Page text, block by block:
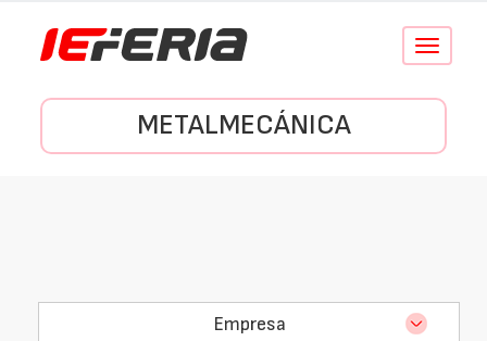
Conmutar
METALMECÁNICA
Empresa